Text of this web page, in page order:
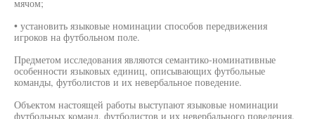
мячом;
• установить языковые номинации способов передвижения
игроков на футбольном поле.
Предметом исследования являются семантико-номинативные
особенности языковых единиц, описывающих футбольные
команды, футболистов и их невербальное поведение.
Объектом настоящей работы выступают языковые номинации
футбольных команд, футболистов и их невербального поведения.